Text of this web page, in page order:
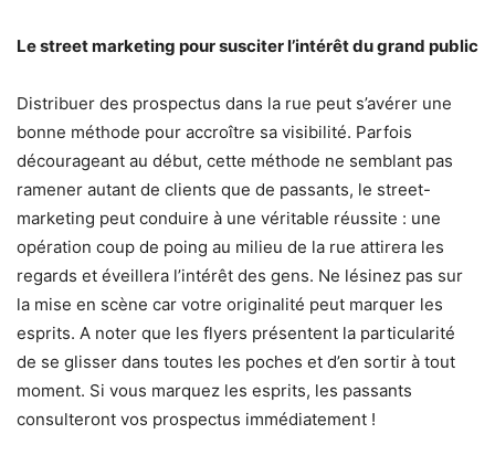
Le street marketing pour susciter l’intérêt du grand public
Distribuer des prospectus dans la rue peut s’avérer une
bonne méthode pour accroître sa visibilité. Parfois
décourageant au début, cette méthode ne semblant pas
ramener autant de clients que de passants, le street-
marketing peut conduire à une véritable réussite : une
opération coup de poing au milieu de la rue attirera les
regards et éveillera l’intérêt des gens. Ne lésinez pas sur
la mise en scène car votre originalité peut marquer les
esprits. A noter que les flyers présentent la particularité
de se glisser dans toutes les poches et d’en sortir à tout
moment. Si vous marquez les esprits, les passants
consulteront vos prospectus immédiatement !